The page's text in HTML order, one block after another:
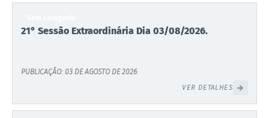
21° Sessão Extraordinária Dia 03/08/2026.
PUBLICAÇÃO: 03 DE AGOSTO DE 2026
VER DETALHES